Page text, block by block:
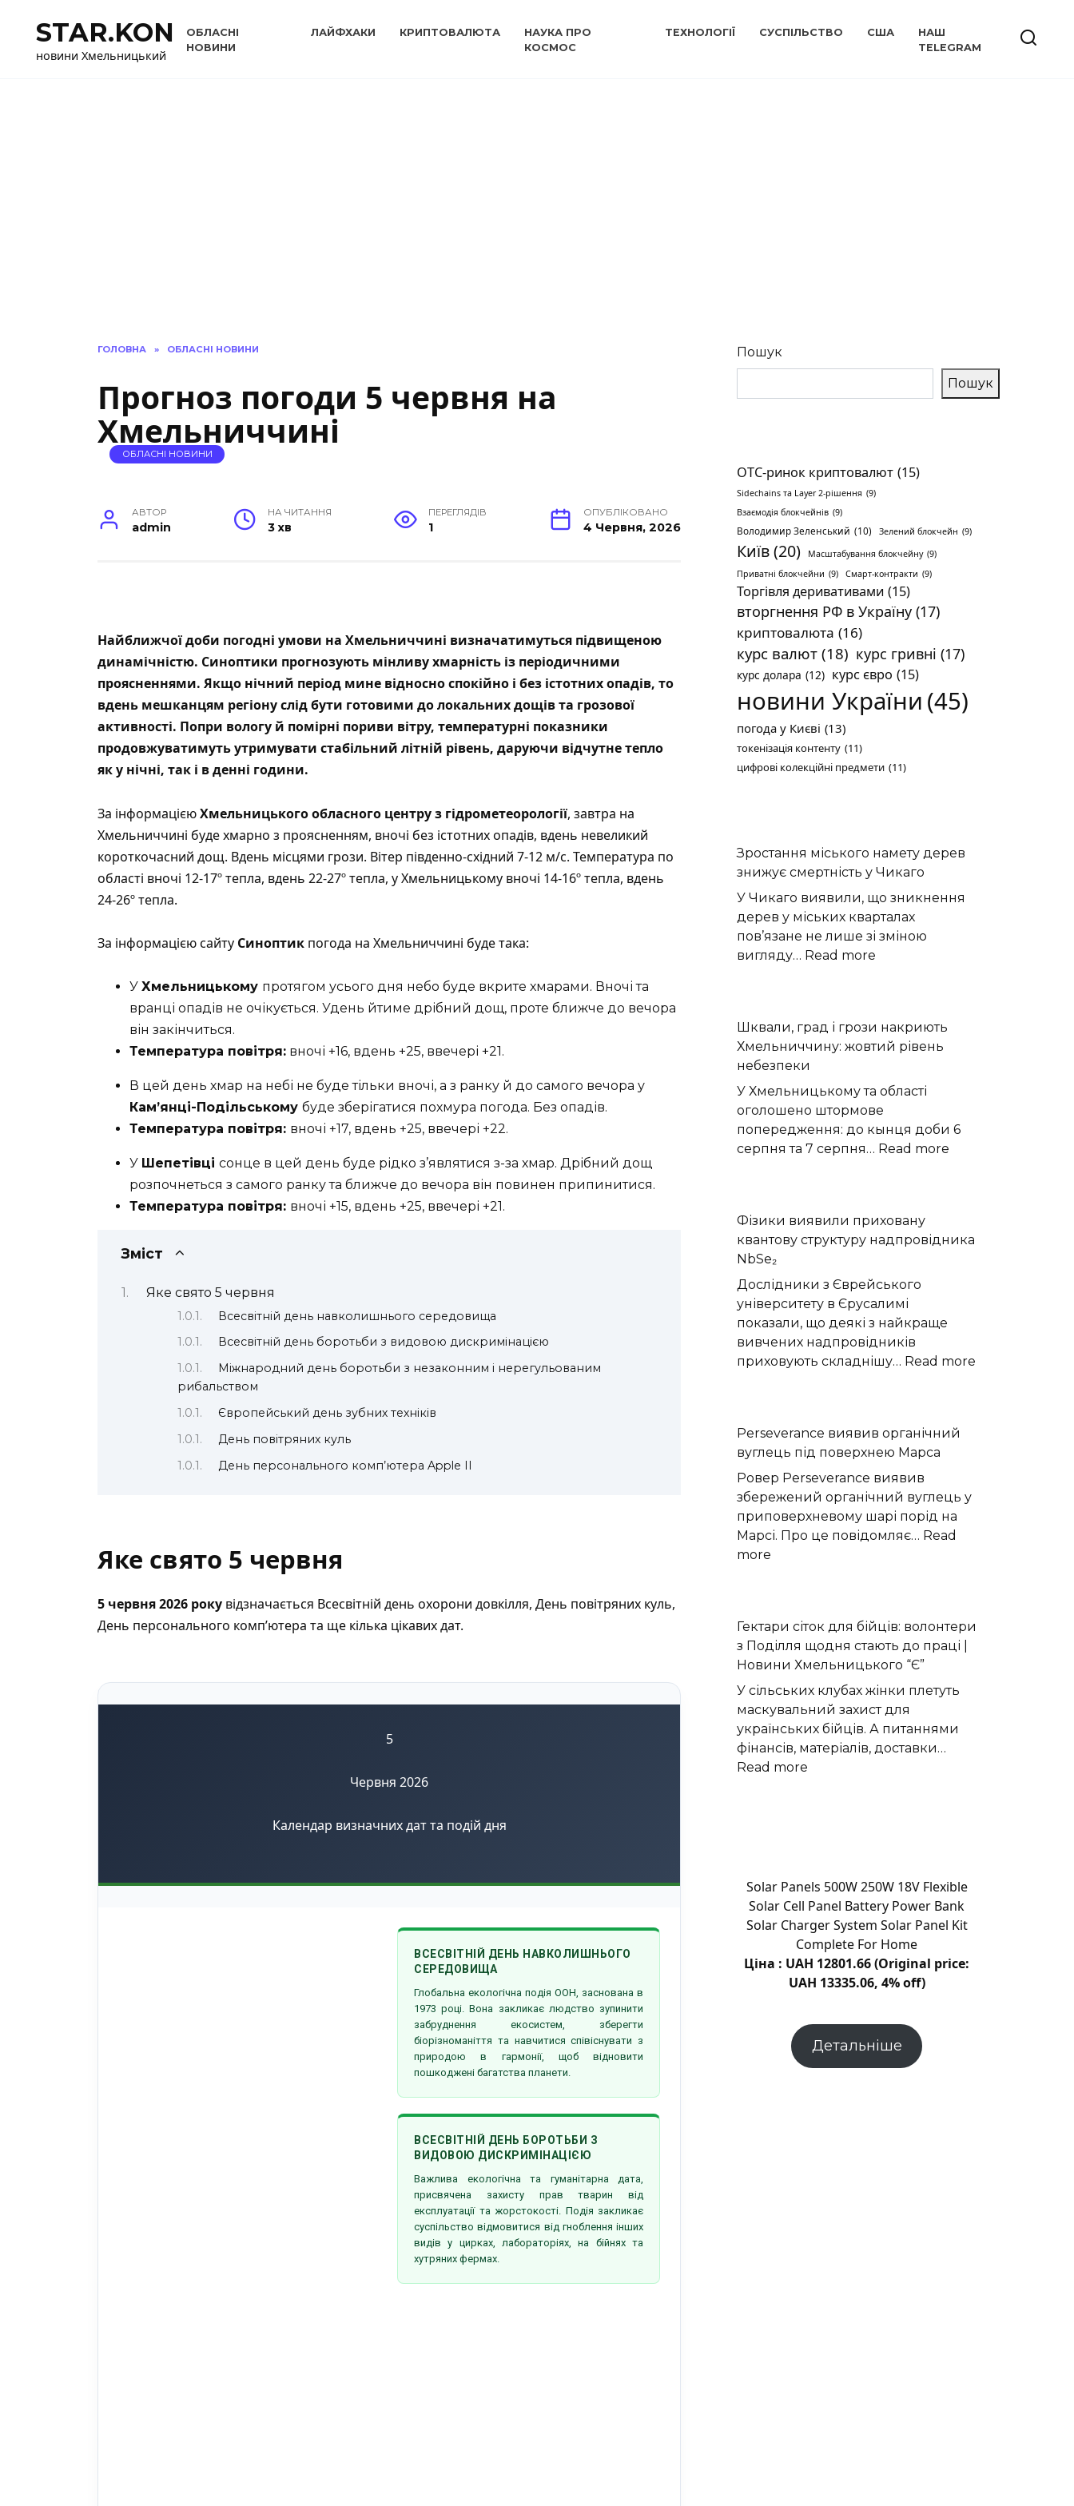
вмістуSTAR.KON
новини Хмельницький
ОБЛАСНІ
НОВИНИ
ЛАЙФХАКИ КРИПТОВАЛЮТА
НАУКА ПРО
КОСМОС
ТЕХНОЛОГІЇ СУСПІЛЬСТВО США
НАШ
TELEGRAM
ГОЛОВНА » ОБЛАСНІ НОВИНИ
Прогноз погоди 5 червня на
Хмельниччині
ОБЛАСНІ НОВИНИ
АВТОР
admin
НА ЧИТАННЯ
3 хв
ПЕРЕГЛЯДІВ
1
ОПУБЛІКОВАНО
4 Червня, 2026
Найближчої доби погодні умови на Хмельниччині визначатимуться підвищеною
динамічністю. Синоптики прогнозують мінливу хмарність із періодичними
проясненнями. Якщо нічний період мине відносно спокійно і без істотних опадів, то
вдень мешканцям регіону слід бути готовими до локальних дощів та грозової
активності. Попри вологу й помірні пориви вітру, температурні показники
продовжуватимуть утримувати стабільний літній рівень, даруючи відчутне тепло
як у нічні, так і в денні години.
За інформацієюХмельницькогообласного центру з гідрометеорології, завтра на
Хмельниччині буде хмарно з проясненням, вночі без істотних опадів, вдень невеликий
короткочасний дощ. Вдень місцями грози. Вітер південно-східний 7-12 м/с. Температура по
області вночі 12-17º тепла, вдень 22-27º тепла, у Хмельницькому вночі 14-16º тепла, вдень
24-26º тепла.
За інформацією сайту Синоптик погода на Хмельниччині буде така:
У Хмельницькому протягом усього дня небо буде вкрите хмарами. Вночі та
вранці опадів не очікується. Удень йтиме дрібний дощ, проте ближче до вечора
він закінчиться.
Температура повітря: вночі +16, вдень +25, ввечері +21.
В цей день хмар на небі не буде тільки вночі, а з ранку й до самого вечора у
Кам’янці-Подільському буде зберігатися похмура погода. Без опадів.
Температура повітря: вночі +17, вдень +25, ввечері +22.
У Шепетівці сонце в цей день буде рідко з’являтися з-за хмар. Дрібний дощ
розпочнеться з самого ранку та ближче до вечора він повинен припинитися.
Температура повітря: вночі +15, вдень +25, ввечері +21.
Зміст
Яке свято 5 червня
Всесвітній день навколишнього середовища
Всесвітній день боротьби з видовою дискримінацією
Міжнародний день боротьби з незаконним і нерегульованим
рибальством
Європейський день зубних техніків
День повітряних куль
День персонального комп’ютера Apple II
Яке свято 5 червня
5 червня 2026 року відзначається Всесвітній день охорони довкілля, День повітряних куль,
День персонального комп’ютера та ще кілька цікавих дат.
5
Червня 2026
Календар визначних дат та подій дня
ВСЕСВІТНІЙ ДЕНЬ НАВКОЛИШНЬОГО
СЕРЕДОВИЩА
Глобальна екологічна подія ООН, заснована в
1973 році. Вона закликає людство зупинити
забруднення екосистем, зберегти
біорізноманіття та навчитися співіснувати з
природою в гармонії, щоб відновити
пошкоджені багатства планети.
ВСЕСВІТНІЙ ДЕНЬ БОРОТЬБИ З
ВИДОВОЮ ДИСКРИМІНАЦІЄЮ
Важлива екологічна та гуманітарна дата,
присвячена захисту прав тварин від
експлуатації та жорстокості. Подія закликає
суспільство відмовитися від гноблення інших
видів у цирках, лабораторіях, на бійнях та
хутряних фермах.
Пошук
Пошук
OTC-ринок криптовалют (15)
Sidechains та Layer 2-рішення (9)
Взаємодія блокчейнів (9)
Володимир Зеленський (10) Зелений блокчейн (9)
Київ(20) Масштабування блокчейну (9)
Приватні блокчейни (9) Смарт-контракти (9)
Торгівля деривативами (15)
вторгнення РФ в Україну (17)
криптовалюта (16)
курс валют (18) курс гривні (17)
курс долара (12) курс євро (15)
новини України (45)
погода у Києві (13)
токенізація контенту (11)
цифрові колекційні предмети (11)
Зростання міського намету дерев
знижує смертність у Чикаго
У Чикаго виявили, що зникнення
дерев у міських кварталах
пов’язане не лише зі зміною
вигляду… Read more
дерев
знижує
у
Чикаго
Шквали, град і грози накриють
Хмельниччину: жовтий рівень
небезпеки
У Хмельницькому та області
оголошено штормове
попередження: до кынця доби 6
серпня та 7 серпня… Read more
накриють
Фізики виявили приховану
квантову структуру надпровідника
NbSe₂
Дослідники з Єврейського
університету в Єрусалимі
показали, що деякі з найкраще
вивчених надпровідників
приховують складнішу… Read more
Perseverance виявив органічний
вуглець під поверхнею Марса
Ровер Perseverance виявив
збережений органічний вуглець у
приповерхневому шарі порід на
Марсі. Про це повідомляє… Read
more
вуглець
під
поверхнею
Марса
Гектари сіток для бійців: волонтери
з Поділля щодня стають до праці |
Новини Хмельницького “Є”
У сільських клубах жінки плетуть
маскувальний захист для
українських бійців. А питаннями
фінансів, матеріалів, доставки…
Read more
з
Поділля
щодня
стають
до
праці
Хмельницького
“Є”
Solar Panels 500W 250W 18V Flexible
Solar Cell Panel Battery Power Bank
Solar Charger System Solar Panel Kit
Complete For Home
Ціна : UAH 12801.66 (Original price:
UAH 13335.06, 4% off)
Детальніше